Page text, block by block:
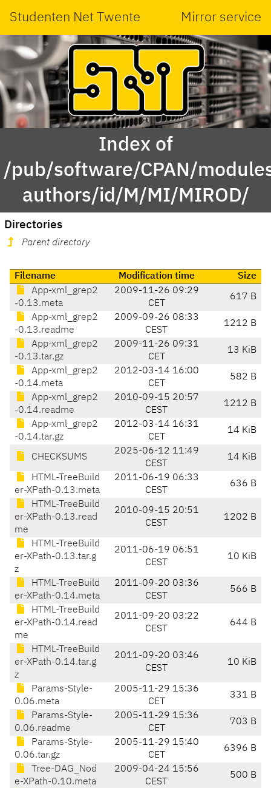
Studenten Net Twente Mirror service
Index of
/pub/software/CPAN/
authors/id/M/MI/MIROD/
Directories
Parent directory
Filename Modification time
Size
App-xml_grep2
-0.13.meta
2009-11-26 09:29
CET
617 B
App-xml_grep2
-0.13.readme
2009-09-26 08:33
CEST
1212 B
App-xml_grep2
-0.13.tar.gz
2009-11-26 09:31
CET
13 KiB
App-xml_grep2
-0.14.meta
2012-03-14 16:00
CET
582 B
App-xml_grep2
-0.14.readme
2010-09-15 20:57
CEST
1212 B
App-xml_grep2
-0.14.tar.gz
2012-03-14 16:31
CET
14 KiB
CHECKSUMS
2025-06-12 11:49
CEST
14 KiB
HTML-TreeBuild
er-XPath-0.13.meta
2011-06-19 06:33
CEST
636 B
HTML-TreeBuild
er-XPath-0.13.read
me
2010-09-15 20:51
CEST
1202 B
HTML-TreeBuild
er-XPath-0.13.tar.g
z
2011-06-19 06:51
CEST
10 KiB
HTML-TreeBuild
er-XPath-0.14.meta
2011-09-20 03:36
CEST
566 B
HTML-TreeBuild
er-XPath-0.14.read
me
2011-09-20 03:22
CEST
644 B
HTML-TreeBuild
er-XPath-0.14.tar.g
z
2011-09-20 03:46
CEST
10 KiB
Params-Style-
0.06.meta
2005-11-29 15:36
CET
331 B
Params-Style-
0.06.readme
2005-11-29 15:36
CET
703 B
Params-Style-
0.06.tar.gz
2005-11-29 15:40
CET
6396 B
Tree-DAG_Nod
e-XPath-0.10.meta
2009-04-24 15:56
CEST
500 B